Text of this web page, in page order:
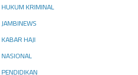
HUKUM KRIMINAL
JAMBINEWS
KABAR HAJI
NASIONAL
PENDIDIKAN